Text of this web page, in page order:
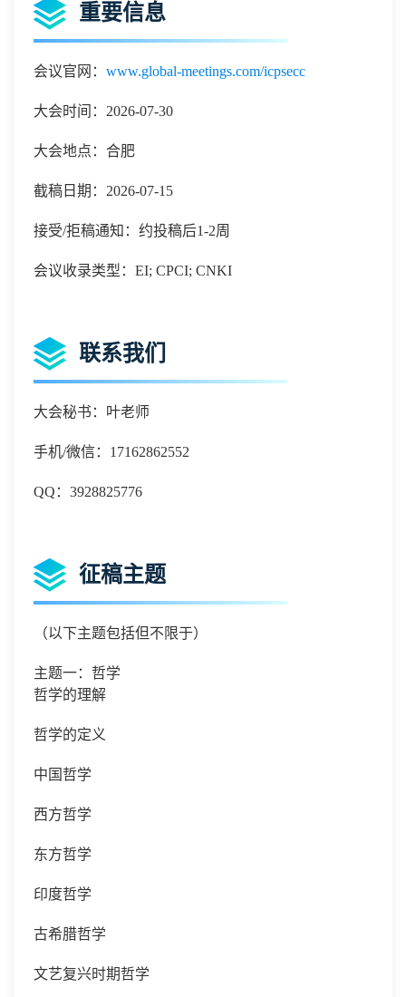
重要信息
会议官网： www.global-meetings.com/icpsecc
大会时间：2026-07-30
大会地点：合肥
截稿日期：2026-07-15
接受/拒稿通知：约投稿后1-2周
会议收录类型：EI; CPCI; CNKI
联系我们
大会秘书：叶老师
手机/微信： 17162862552
QQ： 3928825776
征稿主题
（以下主题包括但不限于）
主题一：哲学
哲学的理解
哲学的定义
中国哲学
西方哲学
东方哲学
印度哲学
古希腊哲学
文艺复兴时期哲学